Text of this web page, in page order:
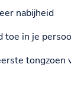
nabijheid
in je